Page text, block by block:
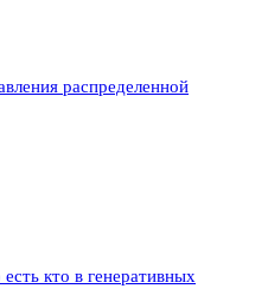
распределенной
кто в генеративных